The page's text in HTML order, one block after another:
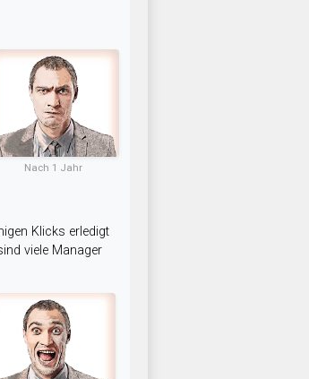
Nach 1 Jahr
Klicks erledigt
viele Manager